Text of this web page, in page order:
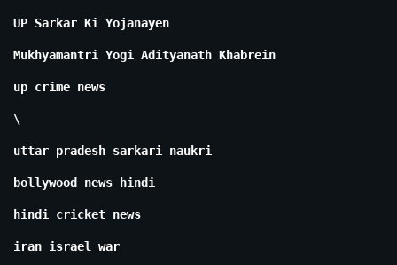
UP Sarkar Ki Yojanayen
Mukhyamantri Yogi Adityanath Khabrein
up crime news
\
uttar pradesh sarkari naukri
bollywood news hindi
hindi cricket news
iran israel war